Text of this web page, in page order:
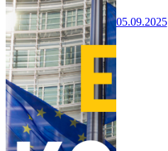
05.09.2025